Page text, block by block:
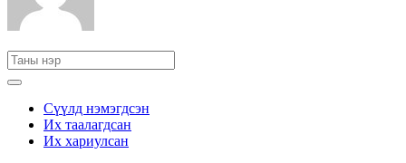
Сүүлд нэмэгдсэн
Их таалагдсан
Их хариулсан